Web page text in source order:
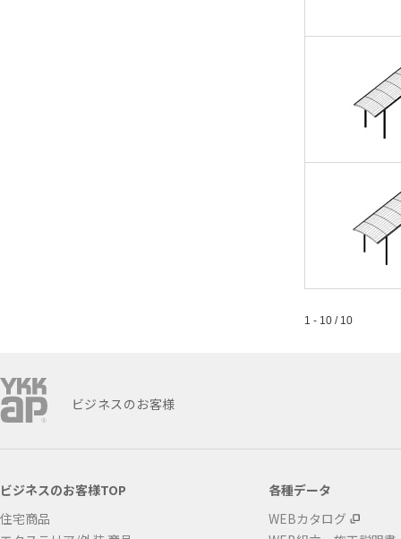
1 - 10 / 10
ビジネスのお客様
ビジネスのお客様TOP
住宅商品
各種データ
WEBカタログ